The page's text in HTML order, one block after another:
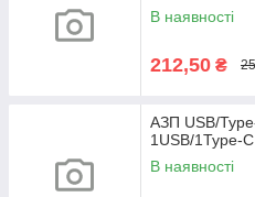
В наявності
212,50 ₴
АЗП USB/
1USB/1Type-
В наявності